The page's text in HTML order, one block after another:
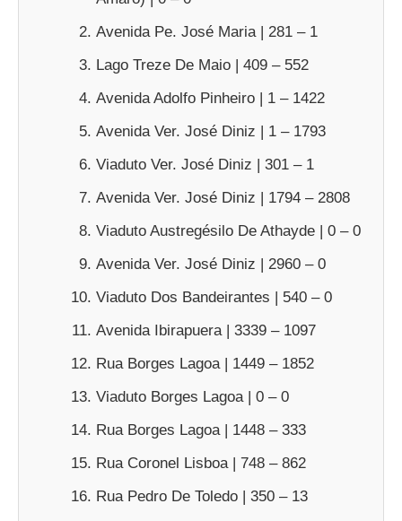
Avenida Pe. José Maria | 281 – 1
Lago Treze De Maio | 409 – 552
Avenida Adolfo Pinheiro | 1 – 1422
Avenida Ver. José Diniz | 1 – 1793
Viaduto Ver. José Diniz | 301 – 1
Avenida Ver. José Diniz | 1794 – 2808
Viaduto Austregésilo De Athayde | 0 – 0
Avenida Ver. José Diniz | 2960 – 0
Viaduto Dos Bandeirantes | 540 – 0
Avenida Ibirapuera | 3339 – 1097
Rua Borges Lagoa | 1449 – 1852
Viaduto Borges Lagoa | 0 – 0
Rua Borges Lagoa | 1448 – 333
Rua Coronel Lisboa | 748 – 862
Rua Pedro De Toledo | 350 – 13